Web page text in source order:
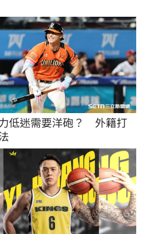
低迷需要洋砲？　外籍打